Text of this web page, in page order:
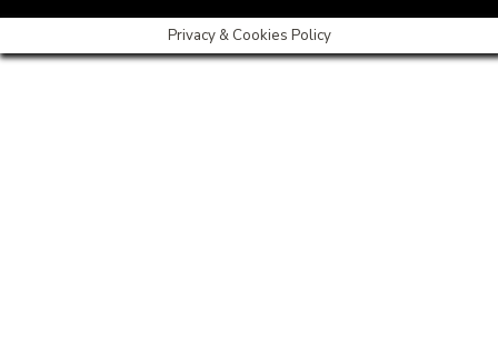
Privacy & Cookies Policy